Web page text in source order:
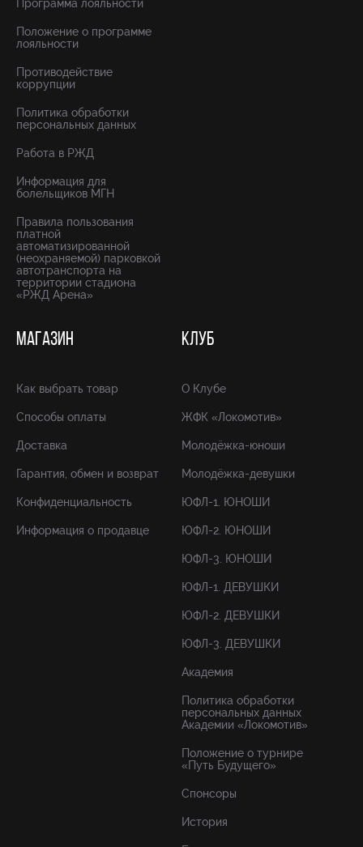
Программа лояльности
Положение о программе
лояльности
Противодействие
коррупции
Политика обработки
персональных данных
Работа в РЖД
Информация для
болельщиков МГН
Правила пользования
платной
автоматизированной
(неохраняемой) парковкой
автотранспорта на
территории стадиона
«РЖД Арена»
МАГАЗИН
Как выбрать товар
Способы оплаты
Доставка
Гарантия, обмен и возврат
Конфиденциальность
Информация о продавце
КЛУБ
О Клубе
ЖФК «Локомотив»
Молодёжка-юноши
Молодёжка-девушки
ЮФЛ-1. ЮНОШИ
ЮФЛ-2. ЮНОШИ
ЮФЛ-3. ЮНОШИ
ЮФЛ-1. ДЕВУШКИ
ЮФЛ-2. ДЕВУШКИ
ЮФЛ-3. ДЕВУШКИ
Академия
Политика обработки
персональных данных
Академии «Локомотив»
Положение о турнире
«Путь Будущего»
Спонсоры
История